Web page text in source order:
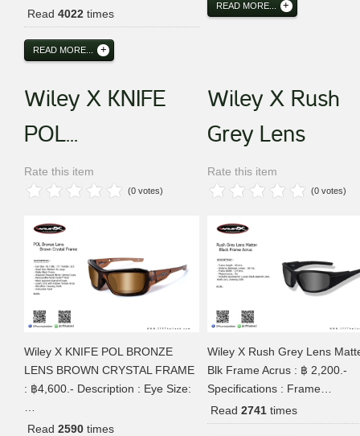
Read 4022 times
READ MORE...
READ MORE...
Wiley X KNIFE
POL...
Rate this item
(0 votes)
Wiley X KNIFE POL BRONZE
LENS BROWN CRYSTAL FRAME
: ฿4,600.- Description : Eye Size:
Read 2590 times
Wiley X Rush
Grey Lens
Rate this item
(0 votes)
Wiley X Rush Grey Lens
Blk Frame Acrus : ฿ 2,200.-
Specifications : Frame…
Read 2741times